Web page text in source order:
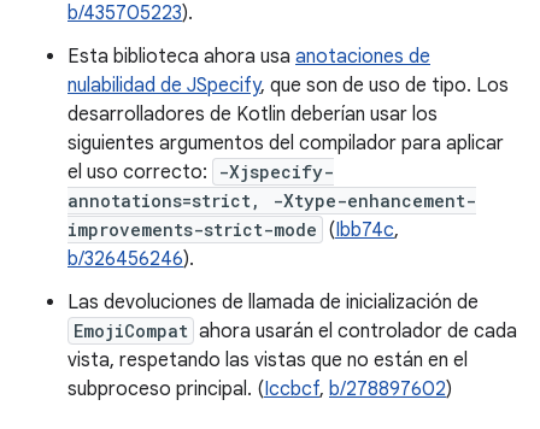
b/435705223).
Esta biblioteca ahora usa anotaciones de
nulabilidad de JSpecify, que son de uso de tipo. Los
desarrolladores de Kotlin deberían usar los
siguientes argumentos del compilador para aplicar
el uso correcto:
-Xjspecify-
annotations=strict, -Xtype-enhancement-
improvements-strict-mode (Ibb74c,
b/326456246).
Las devoluciones de llamada de inicialización de
EmojiCompat ahora usarán el controlador de cada
vista, respetando las vistas que no están en el
subproceso principal. (Iccbcf, b/278897602)